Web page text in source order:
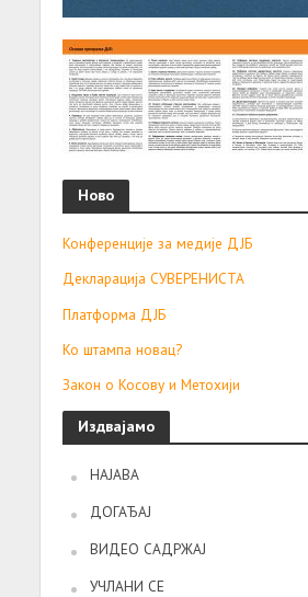
Ново
Конференције за медије ДЈБ
Декларација СУВЕРЕНИСТА
Платформа ДЈБ
Ко штампа новац?
Закон о Косову и Метохији
Издвајамо
НАЈАВА
ДОГАЂАЈ
ВИДЕО САДРЖАЈ
УЧЛАНИ СЕ